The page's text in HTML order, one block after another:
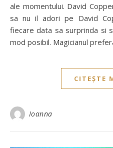
ale momentului. David
sa nu il adori pe David
fiecare data sa surprinda si
mod posibil. Magicianul
CITEȘTE
Ioanna